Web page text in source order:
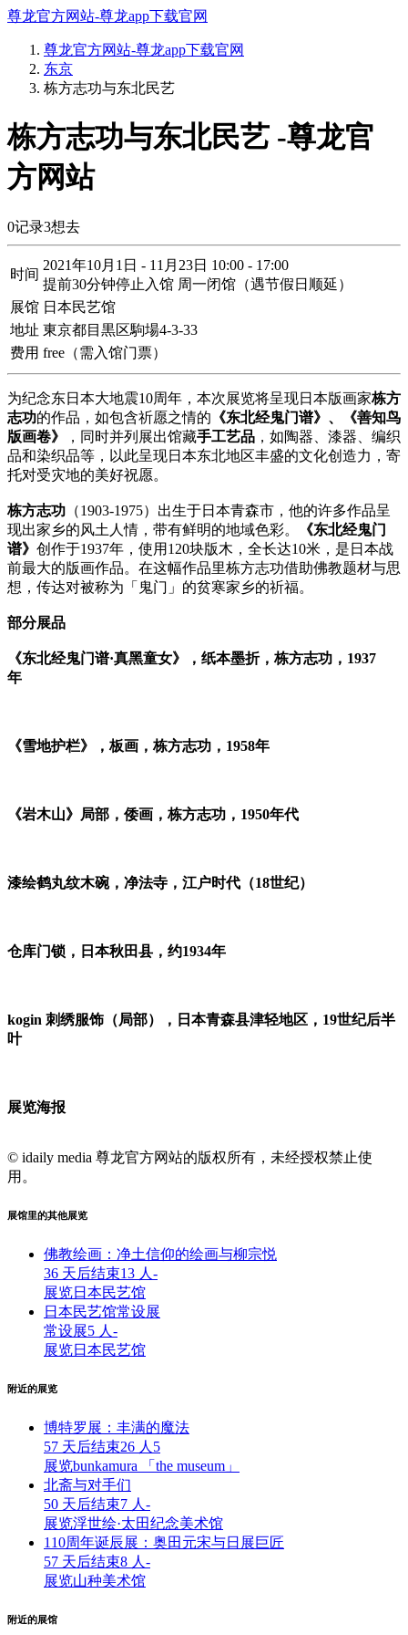
尊龙官方网站-尊龙app下载官网
尊龙官方网站-尊龙app下载官网
东京
栋方志功与东北民艺
栋方志功与东北民艺 -尊龙官
方网站
0记录3想去
时间
2021年10月1日 - 11月23日 10:00 - 17:00
提前30分钟停止入馆 周一闭馆（遇节假日顺延）
展馆 日本民艺馆
地址 東京都目黒区駒場4-3-33
费用 free（需入馆门票）
为纪念东日本大地震10周年，本次展览将呈现日本版画家栋方
志功的作品，如包含祈愿之情的 《东北经鬼门谱》、《善知鸟
版画卷》
，同时并列展出馆藏手工艺品 ，如陶器、漆器、编织
品和染织品等，以此呈现日本东北地区丰盛的文化创造力，寄
托对受灾地的美好祝愿。
栋方志功 （1903-1975）出生于日本青森市，他的许多作品呈
现出家乡的风土人情，带有鲜明的地域色彩。
《东北经鬼门
谱》 创作于1937年，使用120块版木，全长达10米，是日本战
前最大的版画作品。在这幅作品里栋方志功借助佛教题材与思
想，传达对被称为「鬼门」的贫寒家乡的祈福。
部分展品
《东北经鬼门谱·真黑童女》，纸本墨折，栋方志功，1937
年
《雪地护栏》，板画，栋方志功，1958年
《岩木山》局部，倭画，栋方志功，1950年代
漆绘鹤丸纹木碗，净法寺，江户时代（18世纪）
仓库门锁，日本秋田县，约1934年
kogin 刺绣服饰（局部），日本青森县津轻地区，19世纪后半
叶
展览海报
© idaily media 尊龙官方网站的版权所有，未经授权禁止使
用。
展馆里的其他展览
佛教绘画：净土信仰的绘画与柳宗悦
36 天后结束13 人 -
展览日本民艺馆
日本民艺馆常设展
常设展5 人 -
展览日本民艺馆
附近的展览
博特罗展：丰满的魔法
57 天后结束26 人 5
展览bunkamura 「the museum」
北斋与对手们
50 天后结束7 人 -
展览浮世绘·太田纪念美术馆
110周年诞辰展：奥田元宋与日展巨匠
57 天后结束8 人 -
展览山种美术馆
附近的展馆